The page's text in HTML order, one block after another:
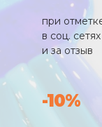
-10%
при
в соц. сетях
и за отзыв